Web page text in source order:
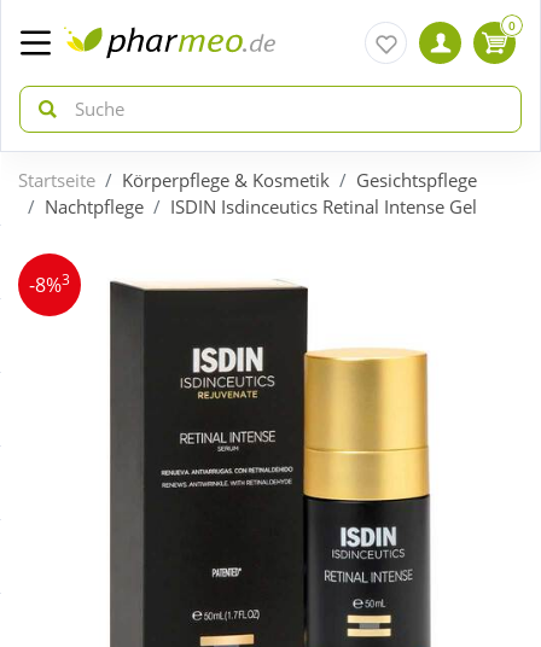
zurück
ÜBERSICHT AKTIONEN
zurück
ÜBERSICHT KATEGORIEN
0
Startseite Körperpflege & Kosmetik
Gesichtspflege
Nachtpflege
ISDIN Isdinceutics Retinal Intense Gel
-8%3